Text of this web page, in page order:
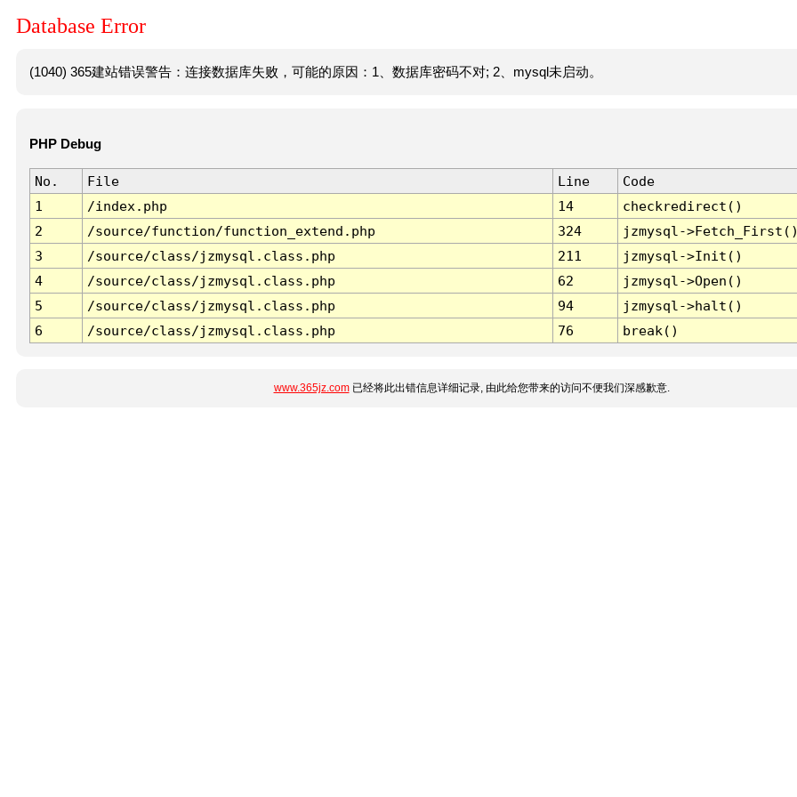
Database Error
(1040) 365建站错误警告：连接数据库失败，可能的原因：1、数据库密码不对; 2、mysql未启动。
PHP Debug
No. File Line
Code
1
/index.php 14
checkredirect()
2
/source/function/function_extend.php 324
jzmysql-
3
/source/class/jzmysql.class.php 211
jzmysql->Init()
4
/source/class/jzmysql.class.php 62
jzmysql->Open()
5
/source/class/jzmysql.class.php 94
jzmysql->halt()
6
/source/class/jzmysql.class.php 76 break()
www.365jz.com已经将此出错信息详细记录, 由此给您带来的访问不便我们深感歉意.